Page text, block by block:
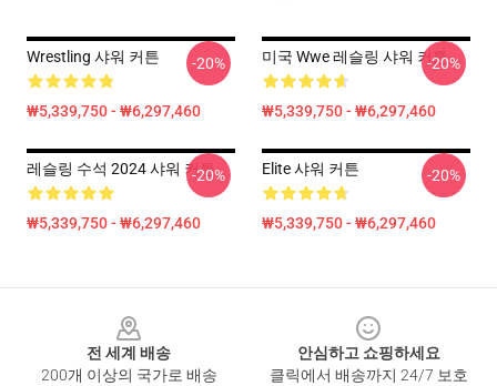
Wrestling 샤워 커튼
₩5,339,750 - ₩6,297,460
-20% 미국 Wwe 레슬링 샤워 커튼
₩5,339,750 - ₩6,297,460
-20%
레슬링 수석 2024 샤워 커튼
₩5,339,750 - ₩6,297,460
-20% Elite 샤워 커튼
₩5,339,750 - ₩6,297,460
-20%
전 세계 배송
200개 이상의 국가로 배송
안심하고 쇼핑하세요
클릭에서 배송까지 24/7 보호